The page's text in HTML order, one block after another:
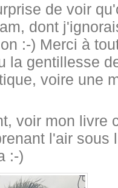
de voir
dont
:-) Merci à
la gentillesse
voire une
voir mon livre
l'air sous
:-)